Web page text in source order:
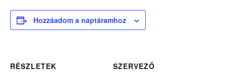
Hozzáadom a naptáramhoz
RÉSZLETEK
SZERVEZŐ